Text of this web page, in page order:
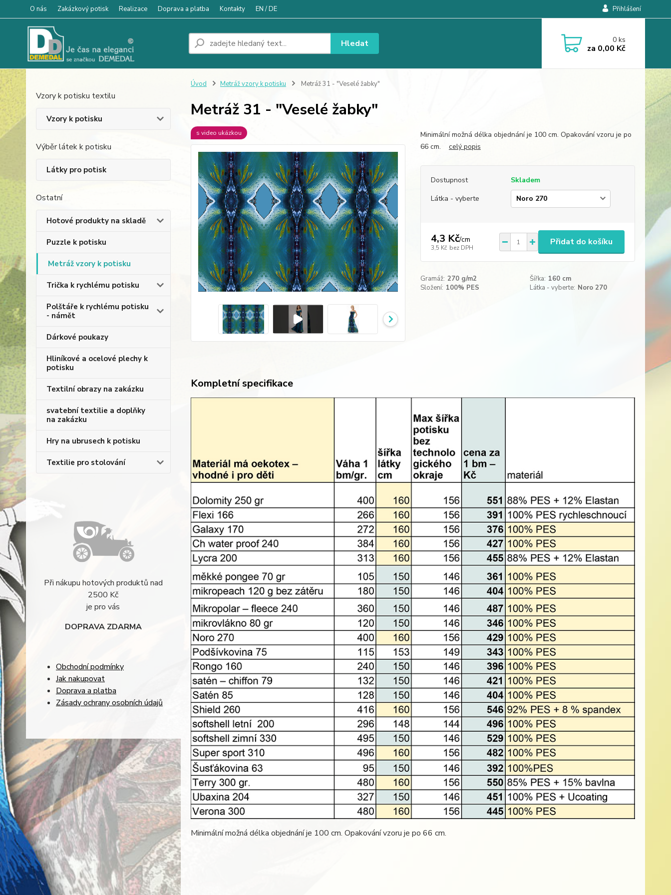
O nás Zakázkový potisk Realizace Doprava a platba Kontakty EN / DE Přihlášení
Hledat 0ks
za 0,00 Kč
Vzory k potisku textilu
Vzory k potisku
Výběr látek k potisku
Látky pro potisk
Ostatní
Hotové produkty na skladě
Puzzle k potisku
Metráž vzory k potisku
Trička k rychlému potisku
Polštáře k rychlému potisku
- námět
Dárkové poukazy
Hliníkové a ocelové plechy k
potisku
Textilní obrazy na zakázku
svatební textilie a doplňky
na zakázku
Hry na ubrusech k potisku
Textilie pro stolování
Při nákupu hotových produktů nad
2500 Kč
je pro vás
DOPRAVA ZDARMA
Obchodní podmínky
Jak nakupovat
Doprava a platba
Zásady ochrany osobních údajů
Úvod Metráž vzory k potisku Metráž 31 - "Veselé žabky"
Metráž 31 - "Veselé žabky"
s video ukázkou
Minimální možná délka objednání je 100 cm. Opakování vzoru je po
66 cm. celý popis
Dostupnost
Skladem
Látka - vyberte
4,3 Kč/cm
3,5 Kč bez DPH
Přidat do košíku
Gramáž: 270 g/m2 Šířka: 160 cm
Složení: 100% PES Látka - vyberte: Noro 270
Kompletní specifikace
Minimální možná délka objednání je 100 cm. Opakování vzoru je po 66 cm.